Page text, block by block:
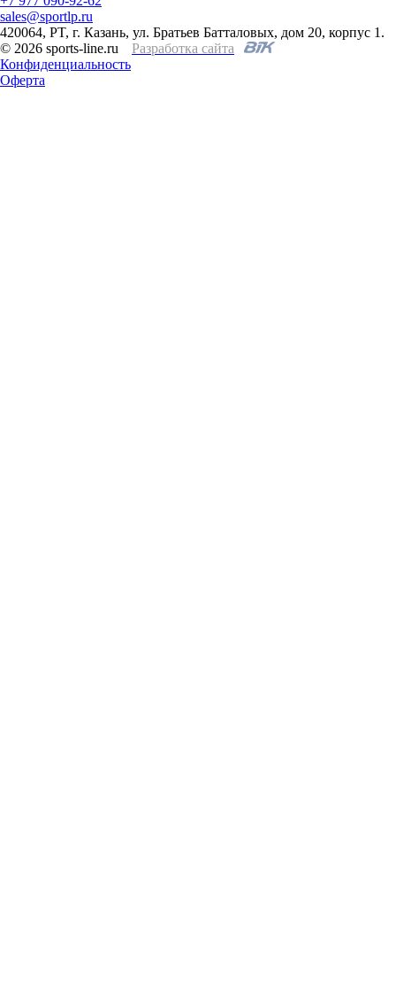
sales@sportlp.ru
420064, PT, г. Казань, ул. Братьев Батталовых, дом 20, корпус 1.
© 2026 sports-line.ru
Разработка сайта
Конфиденциальность
Оферта